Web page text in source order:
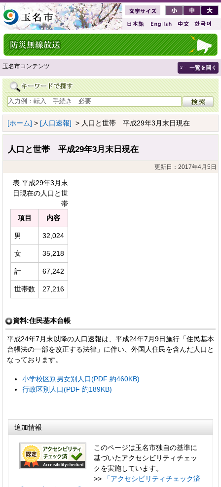
玉名市コンテンツ
[ホーム] > [人口速報] > 人口と世帯 平成29年3月末日現在
人口と世帯 平成29年3月末日現在
更新日：2017年4月5日
表:平成29年3月末
日現在の人口と世
帯
項目
内容
男 32,024
女 35,218
計 67,242
世帯数 27,216
資料:住民基本台帳
平成24年7月末以降の人口速報は、平成24年7月9日施行「住民基本
台帳法の一部を改正する法律」に伴い、外国人住民を含んだ人口と
なっております。
小学校区別男女別人口(PDF 約460KB)
行政区別人口(PDF 約189KB)
追加情報
このページは玉名市独自の基準に
基づいたアクセシビリティチェッ
クを実施しています。
>>
「アクセシビリティチェック済